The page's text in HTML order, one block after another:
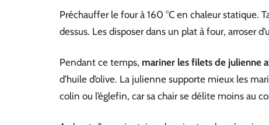
Préchauffer le four à 160 °C en chaleur statique.
dessus. Les disposer dans un plat à four, arroser
Pendant ce temps, mariner les filets de julienne
d’huile d’olive. La julienne supporte mieux les
colin ou l’églefin, car sa chair se délite moins au